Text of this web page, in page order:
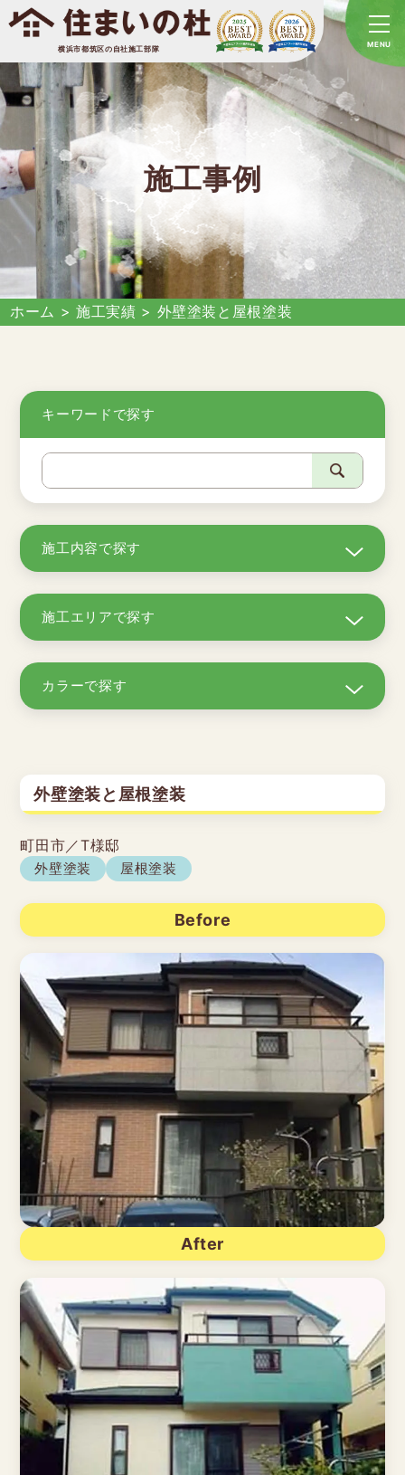
横浜市都筑区の自社施工部隊
施工事例
ホーム >施工実績 > 外壁塗装と屋根塗装
キーワードで探す
施工内容で探す
施工エリアで探す
カラーで探す
外壁塗装と屋根塗装
町田市／T様邸
外壁塗装 屋根塗装
Before
After